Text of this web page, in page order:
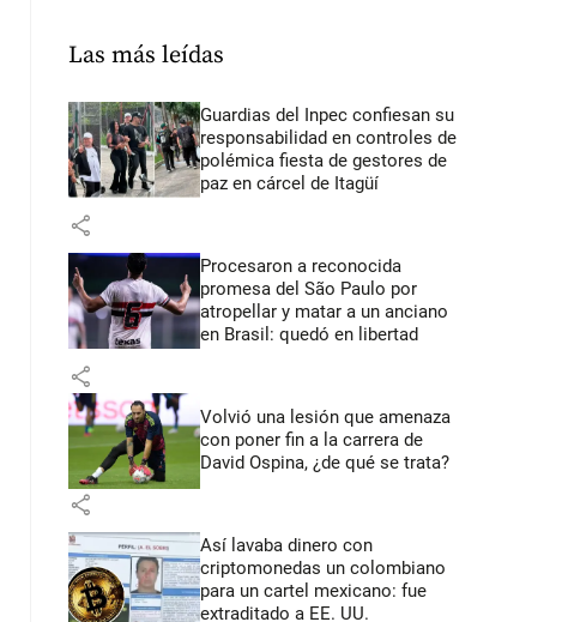
Las más leídas
Guardias del Inpec confiesan su
responsabilidad en controles de
polémica fiesta de gestores de
paz en cárcel de Itagüí
share
Procesaron a reconocida
promesa del São Paulo por
atropellar y matar a un anciano
en Brasil: quedó en libertad
share
Volvió una lesión que amenaza
con poner fin a la carrera de
David Ospina, ¿de qué se trata?
share
Así lavaba dinero con
criptomonedas un colombiano
para un cartel mexicano: fue
extraditado a EE. UU.